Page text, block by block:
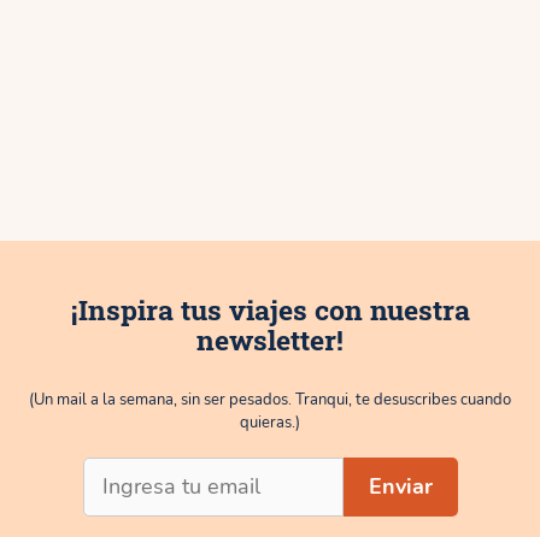
¡Inspira tus viajes con nuestra
newsletter!
(Un mail a la semana, sin ser pesados. Tranqui, te desuscribes cuando
quieras.)